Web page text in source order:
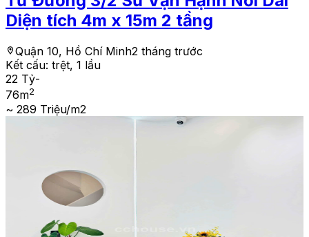
Diện tích 4m x 15m 2 tầng
Quận 10, Hồ Chí Minh2 tháng trước
Kết cấu: trệt, 1 lầu
22 Tỷ-
76m2
~ 289 Triệu/m2